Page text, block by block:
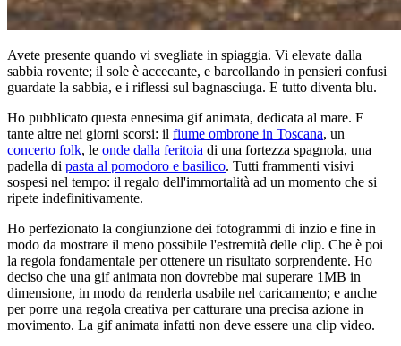
Avete presente quando vi svegliate in spiaggia. Vi elevate dalla
sabbia rovente; il sole è accecante, e barcollando in pensieri confusi
guardate la sabbia, e i riflessi sul bagnasciuga. E tutto diventa blu.
Ho pubblicato questa ennesima gif animata, dedicata al mare. E
tante altre nei giorni scorsi: il fiume ombrone in Toscana, un
concerto folk, le onde dalla feritoia di una fortezza spagnola, una
padella di pasta al pomodoro e basilico. Tutti frammenti visivi
sospesi nel tempo: il regalo dell'immortalità ad un momento che si
ripete indefinitivamente.
Ho perfezionato la congiunzione dei fotogrammi di inzio e fine in
modo da mostrare il meno possibile l'estremità delle clip. Che è poi
la regola fondamentale per ottenere un risultato sorprendente. Ho
deciso che una gif animata non dovrebbe mai superare 1MB in
dimensione, in modo da renderla usabile nel caricamento; e anche
per porre una regola creativa per catturare una precisa azione in
movimento. La gif animata infatti non deve essere una clip video.